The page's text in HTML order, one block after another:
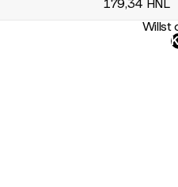
179,34 HNL
Willst